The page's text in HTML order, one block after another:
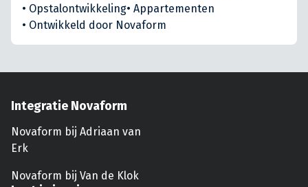
• Opstalontwikkeling• Appartementen
• Ontwikkeld door Novaform
Integratie Novaform
Novaform bij Adriaan van
Erk
Novaform bij Van de Klok